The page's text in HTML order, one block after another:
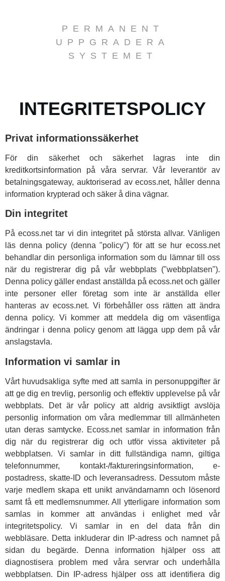
PERMANENT
UPPGRADERA
SYSTEMET
INTEGRITETSPOLICY
Privat informationssäkerhet
För din säkerhet och säkerhet lagras inte din
kreditkortsinformation på våra servrar. Vår leverantör av
betalningsgateway, auktoriserad av ecoss.net, håller denna
information krypterad och säker å dina vägnar.
Din integritet
På ecoss.net tar vi din integritet på största allvar. Vänligen
läs denna policy (denna "policy") för att se hur ecoss.net
behandlar din personliga information som du lämnar till oss
när du registrerar dig på vår webbplats ("webbplatsen").
Denna policy gäller endast anställda på ecoss.net och gäller
inte personer eller företag som inte är anställda eller
hanteras av ecoss.net. Vi förbehåller oss rätten att ändra
denna policy. Vi kommer att meddela dig om väsentliga
ändringar i denna policy genom att lägga upp dem på vår
anslagstavla.
Information vi samlar in
Vårt huvudsakliga syfte med att samla in personuppgifter är
att ge dig en trevlig, personlig och effektiv upplevelse på vår
webbplats. Det är vår policy att aldrig avsiktligt avslöja
personlig information om våra medlemmar till allmänheten
utan deras samtycke. Ecoss.net samlar in information från
dig när du registrerar dig och utför vissa aktiviteter på
webbplatsen. Vi samlar in ditt fullständiga namn, giltiga
telefonnummer, kontakt-/faktureringsinformation, e-
postadress, skatte-ID och leveransadress. Dessutom måste
varje medlem skapa ett unikt användarnamn och lösenord
samt få ett medlemsnummer. All ytterligare information som
samlas in kommer att användas i enlighet med vår
integritetspolicy. Vi samlar in en del data från din
webbläsare. Detta inkluderar din IP-adress och namnet på
sidan du begärde. Denna information hjälper oss att
diagnostisera problem med våra servrar och underhålla
webbplatsen. Din IP-adress hjälper oss att identifiera dig